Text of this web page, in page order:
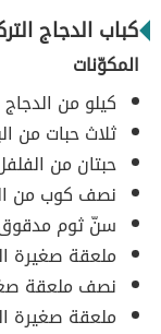
كباب الدجاج
المكوّنات
كيلو من
ثلاث حبات من
حبتان من
نصف كوب من
سنّ ثوم
ملعقة صغيرة
نصف ملعقة
ملعقة صغيرة